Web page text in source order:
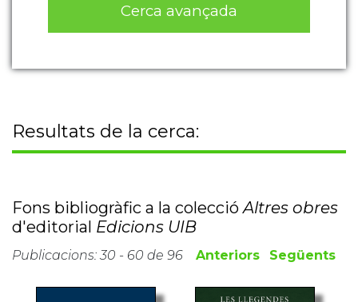
Cerca avançada
Resultats de la cerca:
Fons bibliogràfic a la coleccióAltres obres
d'editorial Edicions UIB
Publicacions: 30 - 60 de 96 Anteriors Següents